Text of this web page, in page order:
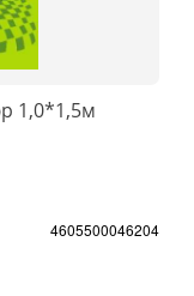
1,0*1,5м
4605500046204